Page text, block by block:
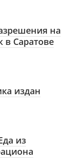
на
в Саратове
издан
из